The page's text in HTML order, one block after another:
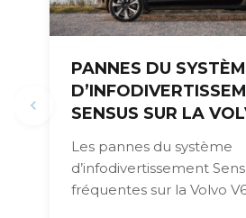
PANNES DU
SENSUS SUR LA
Les pannes du système
d’infodivertissement
fréquentes sur la Volvo